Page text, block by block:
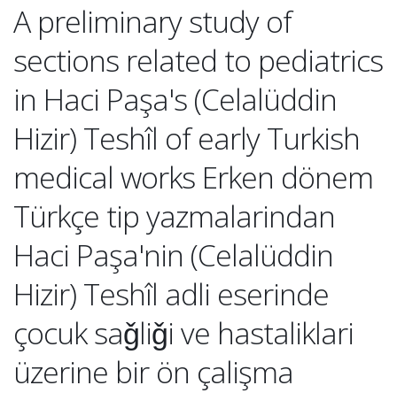
A preliminary study of
sections related to pediatrics
in Haci Paşa's (Celalüddin
Hizir) Teshîl of early Turkish
medical works Erken dönem
Türkçe tip yazmalarindan
Haci Paşa'nin (Celalüddin
Hizir) Teshîl adli eserinde
çocuk saǧliǧi ve hastaliklari
üzerine bir ön çalişma